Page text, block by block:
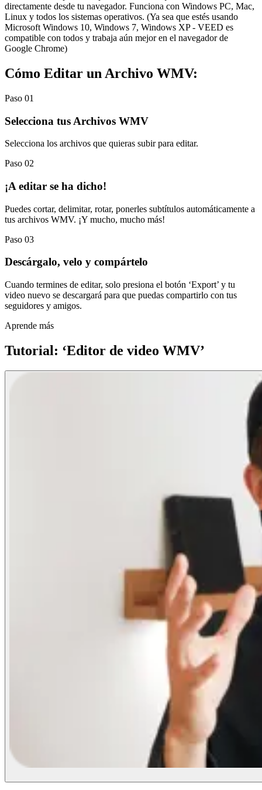
directamente desde tu navegador. Funciona con Windows PC, Mac,
Linux y todos los sistemas operativos. (Ya sea que estés usando
Microsoft Windows 10, Windows 7, Windows XP - VEED es
compatible con todos y trabaja aún mejor en el navegador de
Google Chrome)
Cómo Editar un Archivo WMV:
Paso 01
Selecciona tus Archivos WMV
Selecciona los archivos que quieras subir para editar.
Paso 02
¡A editar se ha dicho!
Puedes cortar, delimitar, rotar, ponerles subtítulos automáticamente a
tus archivos WMV. ¡Y mucho, mucho más!
Paso 03
Descárgalo, velo y compártelo
Cuando termines de editar, solo presiona el botón ‘Export’ y tu
video nuevo se descargará para que puedas compartirlo con tus
seguidores y amigos.
Aprende más
Tutorial: ‘Editor de video WMV’